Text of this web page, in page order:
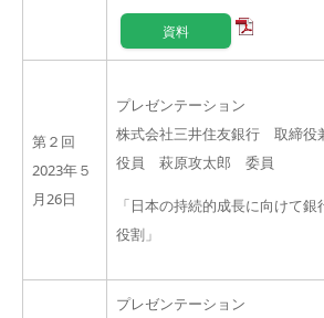
資料
第２回
2023年５
月26日
プレゼンテーション
株式会社三井住友銀行 取締役
役員 萩原攻太郎 委員
「日本の持続的成長に向けて銀
役割」
プレゼンテーション